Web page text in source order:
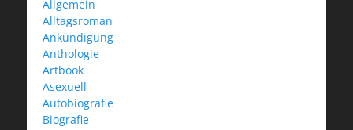
Allgemein
Alltagsroman
Ankündigung
Anthologie
Artbook
Asexuell
Autobiografie
Biografie